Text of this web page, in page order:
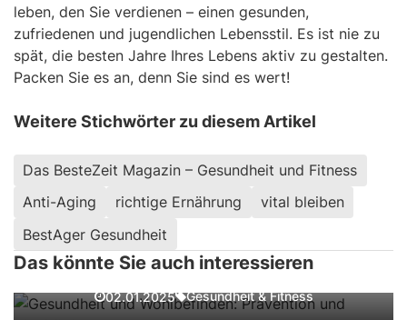
leben, den Sie verdienen – einen gesunden,
zufriedenen und jugendlichen Lebensstil. Es ist nie zu
spät, die besten Jahre Ihres Lebens aktiv zu gestalten.
Packen Sie es an, denn Sie sind es wert!
Weitere Stichwörter zu diesem Artikel
Das BesteZeit Magazin – Gesundheit und Fitness
Anti-Aging
richtige Ernährung
vital bleiben
BestAger Gesundheit
Das könnte Sie auch interessieren
Gesundheit und Wohlbefinden:
Prävention und Vitalität im besten Alter
02.01.2025 Gesundheit & Fitness
Bessere Leistungen erzielen